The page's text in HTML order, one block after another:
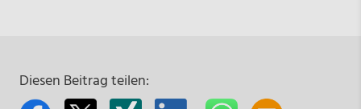
Diesen Beitrag teilen: